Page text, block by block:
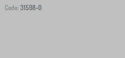
Code: 31598-0